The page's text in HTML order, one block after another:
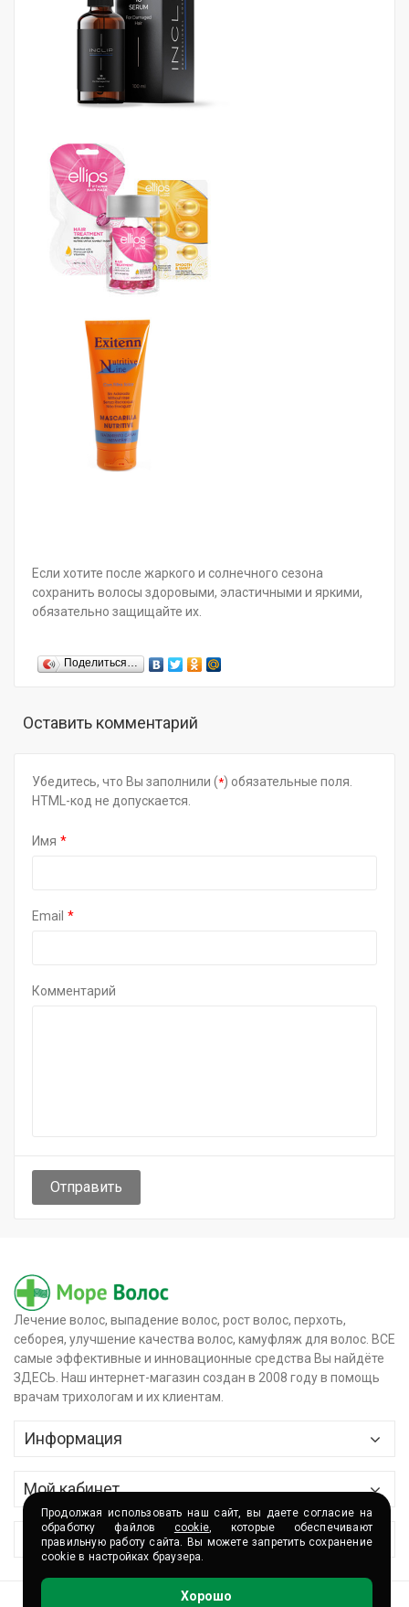
Если хотите после жаркого и солнечного сезона
сохранить волосы здоровыми, эластичными и яркими,
обязательно защищайте их.
Поделиться…
Оставить комментарий
Убедитесь, что Вы заполнили ( ) обязательные поля.
HTML-код не допускается.
Имя
Email
Комментарий
Отправить
Лечение волос, выпадение волос, рост волос, перхоть,
себорея, улучшение качества волос, камуфляж для волос. ВСЕ
самые эффективные и инновационные средства Вы найдёте
ЗДЕСЬ. Наш интернет-магазин создан в 2008 году в помощь
врачам трихологам и их клиентам.
Информация
О магазине
Доставка и оплата
Партнёры и сотрудничество
Мой кабинет
Контактные данные
История заказов
Сервис
Сертификаты
Продолжая использовать наш сайт, вы даете согласие на
обработку файлов cookie, которые обеспечивают
правильную работу сайта. Вы можете запретить сохранение
cookie в настройках браузера.
Хорошо